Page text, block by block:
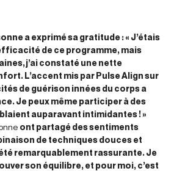
a exprimé sa gratitude : « J’étais
de ce programme, mais
j’ai constaté une nette
L’accent mis par Pulse Align sur
de guérison innées du corps a
Je peux même participer à des
auparavant intimidantes ! »
ont partagé des sentiments
de techniques douces et
remarquablement rassurante. Je
son équilibre, et pour moi, c’est